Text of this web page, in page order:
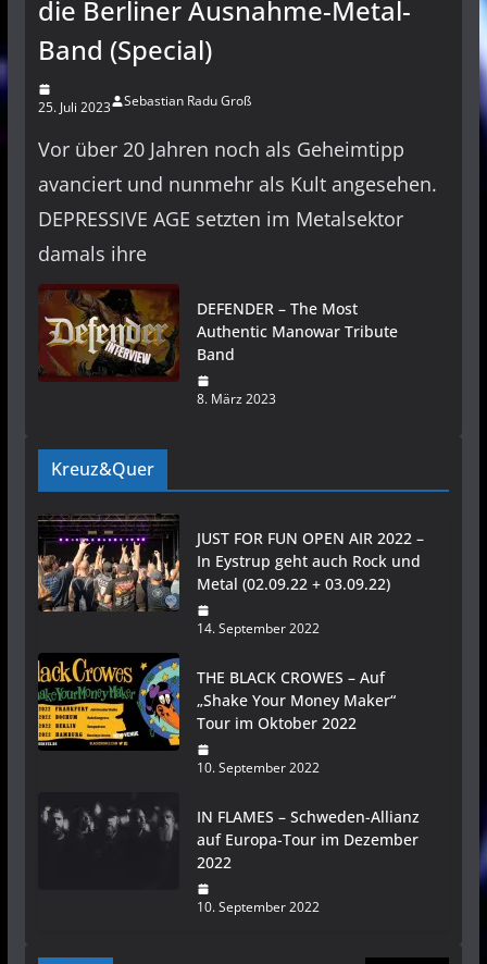
die Berliner Ausnahme-Metal-
Band (Special)
25. Juli 2023 Sebastian Radu Groß
Vor über 20 Jahren noch als Geheimtipp
avanciert und nunmehr als Kult angesehen.
DEPRESSIVE AGE setzten im Metalsektor
damals ihre
DEFENDER – The Most
Authentic Manowar Tribute
Band
8. März 2023
Kreuz&Quer
JUST FOR FUN OPEN AIR 2022 –
In Eystrup geht auch Rock und
Metal (02.09.22 + 03.09.22)
14. September 2022
THE BLACK CROWES – Auf
„Shake Your Money Maker“
Tour im Oktober 2022
10. September 2022
IN FLAMES – Schweden-Allianz
auf Europa-Tour im Dezember
2022
10. September 2022